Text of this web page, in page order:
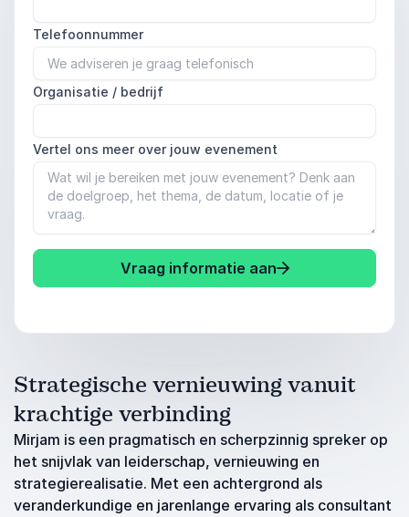
Telefoonnummer
Organisatie / bedrijf
Vertel ons meer over jouw evenement
Vraag informatie aan
Strategische vernieuwing vanuit
krachtige verbinding
Mirjam is een pragmatisch en scherpzinnig spreker op
het snijvlak van leiderschap, vernieuwing en
strategierealisatie. Met een achtergrond als
veranderkundige en jarenlange ervaring als consultant